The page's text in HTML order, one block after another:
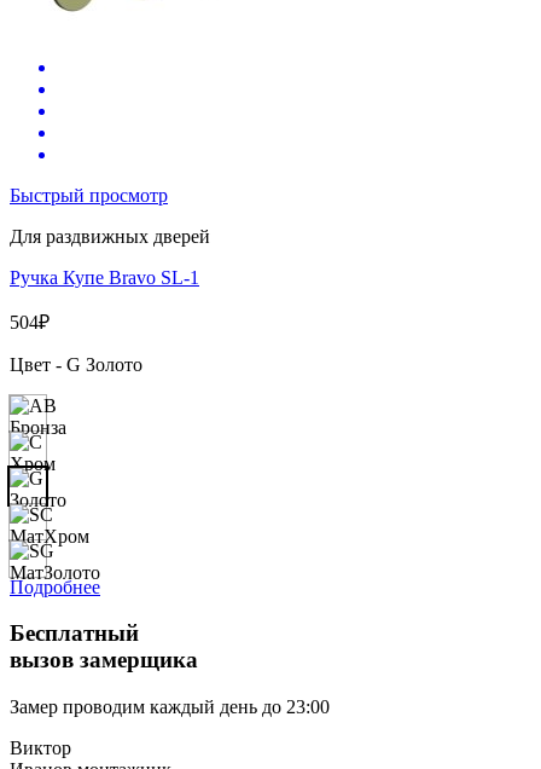
Быстрый просмотр
Для раздвижных дверей
Ручка Купе Bravo SL-1
504₽
Цвет - G Золото
Подробнее
Бесплатный
вызов замерщика
Замер проводим каждый день до 23:00
Виктор